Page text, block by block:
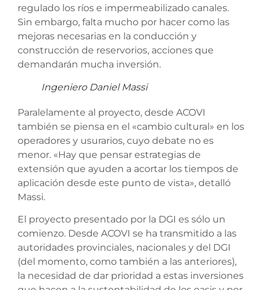
regulado los ríos e impermeabilizado canales.
Sin embargo, falta mucho por hacer como las
mejoras necesarias en la conducción y
construcción de reservorios, acciones que
demandarán mucha inversión.
Ingeniero Daniel Massi
Paralelamente al proyecto, desde ACOVI
también se piensa en el «cambio cultural» en los
operadores y usurarios, cuyo debate no es
menor. «Hay que pensar estrategias de
extensión que ayuden a acortar los tiempos de
aplicación desde este punto de vista», detalló
Massi.
El proyecto presentado por la DGI es sólo un
comienzo. Desde ACOVI se ha transmitido a las
autoridades provinciales, nacionales y del DGI
(del momento, como también a las anteriores),
la necesidad de dar prioridad a estas inversiones